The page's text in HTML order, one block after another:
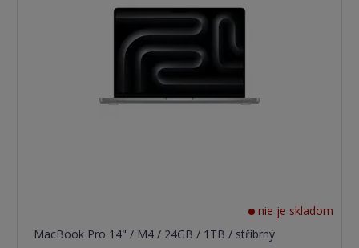
nie je skladom
MacBook Pro 14" / M4 / 24GB / 1TB / stříbrný